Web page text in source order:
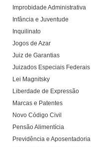
Improbidade Administrativa
Infância e Juventude
Inquilinato
Jogos de Azar
Juiz de Garantias
Juizados Especiais Federais
Lei Magnitsky
Liberdade de Expressão
Marcas e Patentes
Novo Código Civil
Pensão Alimentícia
Previdência e Aposentadoria